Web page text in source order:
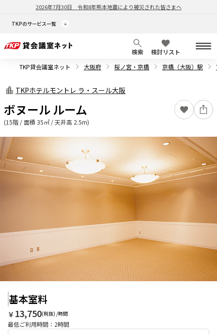
2026年7月30日 令和8年熊本地震により被災された皆さまへ
TKPのサービス一覧
検索
検討リスト
TKP貸会議室ネット
大阪府 桜ノ宮・京橋 京橋（大阪）駅
TKPホテルモントレ ラ・スール大阪
ボヌール ルーム
(15階 / 面積 35㎡ / 天井高 2.5m)
基本室料
￥ 13,750(税抜) /時間
最低ご利用時間： 2時間